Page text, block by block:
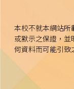
本校不就本網站所
或默示之保證，
何資料而可能引致